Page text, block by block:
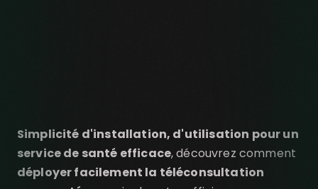
Simplicité d'installation, d'utilisation pour un
service de santé efficace, découvrez comment
déployer facilement la téléconsultation